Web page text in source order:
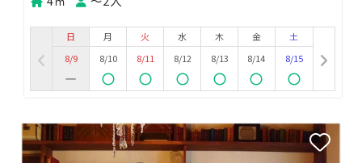
日
8/9
月
8/10
火
8/11
水
8/12
木
8/13
金
8/14
土
8/15